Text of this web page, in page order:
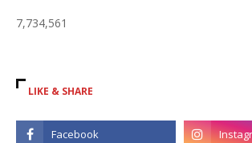
7,734,561
LIKE & SHARE